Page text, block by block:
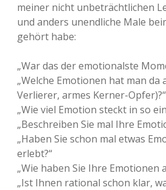
meiner nicht unbeträchtlichen
und anders unendliche Male
gehört habe:
„War das der emotionalste
„Welche Emotionen hat man da
Verlierer, armes Kerner-Opfer)?“
„Wie viel Emotion steckt in so
„Beschreiben Sie mal Ihre
„Haben Sie schon mal etwas
erlebt?“
„Wie haben Sie Ihre Emotionen
„Ist Ihnen rational schon klar,